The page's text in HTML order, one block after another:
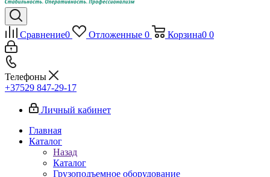
Сравнение0 Отложенные 0 Корзина0 0
Телефоны
+37529 847-29-17‬
Личный кабинет
Главная
Каталог
Назад
Каталог
Грузоподъемное оборудование